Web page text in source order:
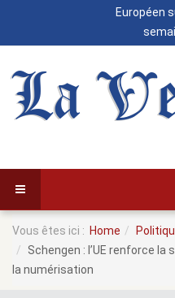
Européen
La
Vous êtes ici : Home
Schengen : l’UE renforce
la numérisation